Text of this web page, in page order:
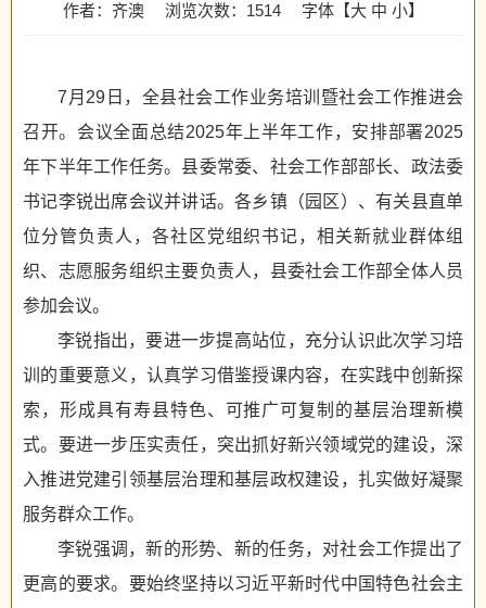
作者：齐澳
浏览次数： 1514 字体【大 中 小】
7月29日，全县社会工作业务培训暨社会工作推进会
召开。会议全面总结2025年上半年工作，安排部署2025
年下半年工作任务。县委常委、社会工作部部长、政法委
书记李锐出席会议并讲话。各乡镇（园区）、有关县直单
位分管负责人，各社区党组织书记，相关新就业群体组
织、志愿服务组织主要负责人，县委社会工作部全体人员
参加会议。
李锐指出，要进一步提高站位，充分认识此次学习培
训的重要意义，认真学习借鉴授课内容，在实践中创新探
索，形成具有寿县特色、可推广可复制的基层治理新模
式。要进一步压实责任，突出抓好新兴领域党的建设，深
入推进党建引领基层治理和基层政权建设，扎实做好凝聚
服务群众工作。
李锐强调，新的形势、新的任务，对社会工作提出了
更高的要求。要始终坚持以习近平新时代中国特色社会主